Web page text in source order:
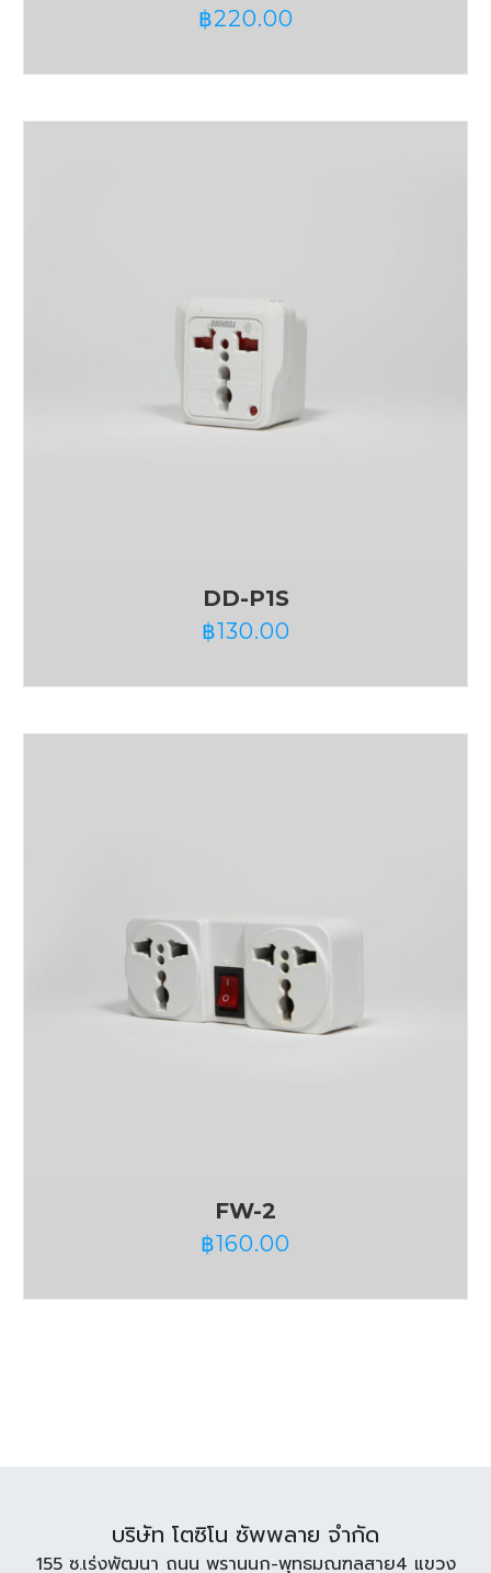
฿220.00
DD-P1S
฿130.00
FW-2
฿160.00
บริษัท โตซิโน ซัพพลาย จำกัด
155 ซ.เร่งพัฒนา ถนน พรานนก-พุทธมณฑลสาย4 แขวง